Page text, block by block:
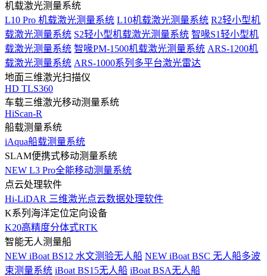
机载激光测量系统
L10 Pro 机载激光测量系统 L10机载激光测量系统 R2轻小型机
载激光测量系统 S2轻小型机载激光测量系统 智喙S1轻小型机
载激光测量系统 智喙PM-1500机载激光测量系统 ARS-1200机
载激光测量系统 ARS-1000系列多平台激光雷达
地面三维激光扫描仪
HD TLS360
车载三维激光移动测量系统
HiScan-R
船载测量系统
iAqua船载测量系统
SLAM便携式移动测量系统
NEW L3 Pro全能移动测量系统
点云处理软件
Hi-LiDAR 三维激光点云数据处理软件
K系列海洋定位定向设备
K20高精度分体式RTK
智能无人测量船
NEW iBoat BS12 水文测验无人船 NEW iBoat BSC 无人船多波
束测量系统 iBoat BS15无人船 iBoat BSA无人船